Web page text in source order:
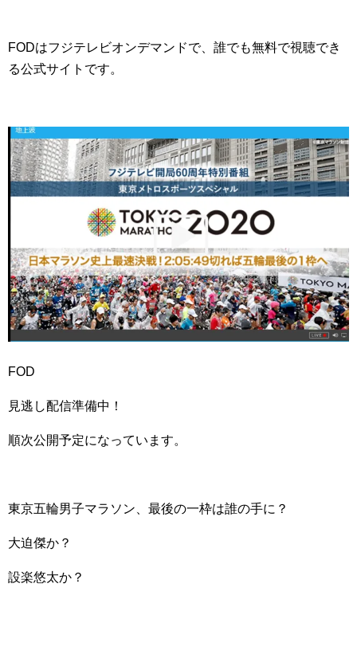
FODはフジテレビオンデマンドで、誰でも無料で視聴でき
る公式サイトです。
FOD
見逃し配信準備中！
順次公開予定になっています。
東京五輪男子マラソン、最後の一枠は誰の手に？
大迫傑か？
設楽悠太か？